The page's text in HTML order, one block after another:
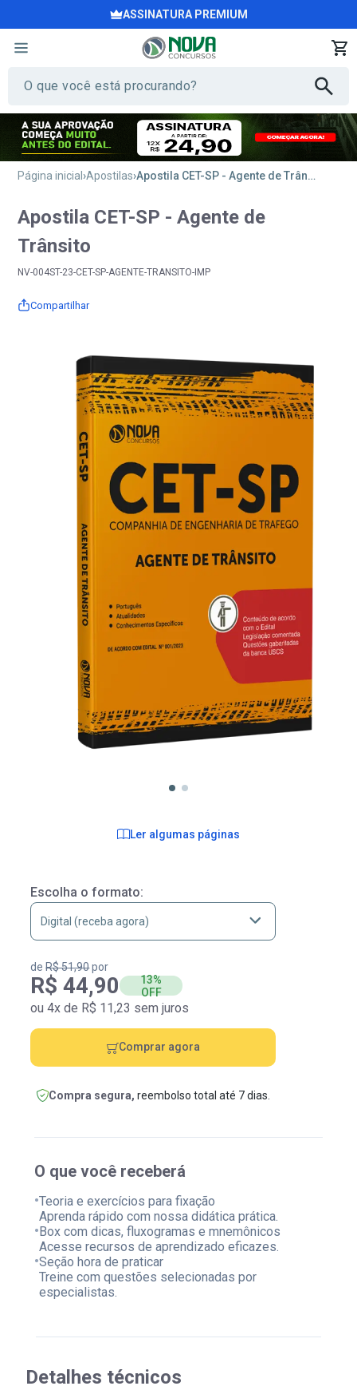
ASSINATURA PREMIUM
Página inicial Apostilas Apostila CET-SP - Agente de Trânsito
Ler algumas páginas
Apostila CET-SP - Agente de
Trânsito
NV-004ST-23-CET-SP-AGENTE-TRANSITO-IMP
Compartilhar
O que você receberá
•Teoria e exercícios para fixação
Aprenda rápido com nossa didática prática.
•Box com dicas, fluxogramas e mnemônicos
Acesse recursos de aprendizado eficazes.
•Seção hora de praticar
Treine com questões selecionadas por
especialistas.
Escolha o formato:
deR$ 51,90por
R$ 44,90
13%
OFF
ou 4x de R$ 11,23 sem juros
Comprar agora
Compra segura, reembolso total até 7 dias.
Detalhes técnicos